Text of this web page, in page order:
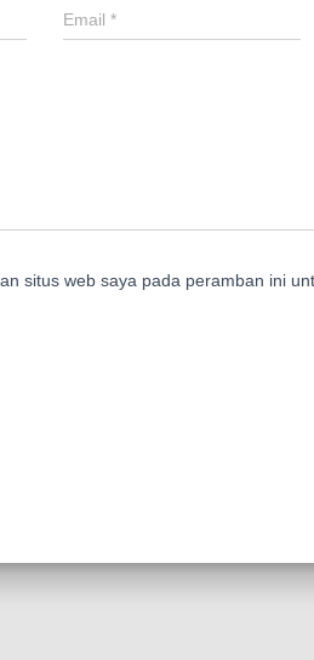
Email*
situs web saya pada peramban ini